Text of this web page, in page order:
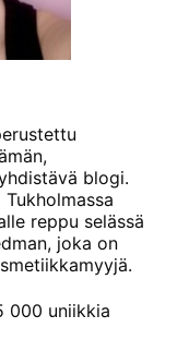
blogi.
reppu selässä
joka on
000 uniikkia